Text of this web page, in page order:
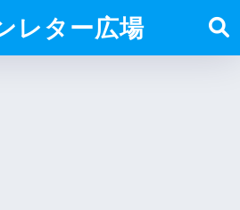
レター広場